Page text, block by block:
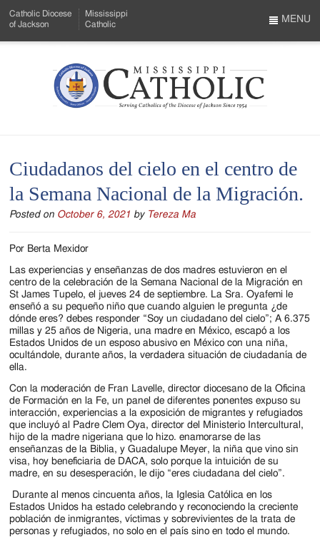
to
Menu
Content
Catholic Diocese
of Jackson
Mississippi
Catholic
Mississippi
Serving
Catholics
of
the
Diocese
of
Jackson
Since
MENU
Ciudadanos del cielo en el centro de
la Semana Nacional de la Migración.
Posted on October 6, 2021 by Tereza Ma
Por Berta Mexidor
Las experiencias y enseñanzas de dos madres estuvieron en el
centro de la celebración de la Semana Nacional de la Migración en
St James Tupelo, el jueves 24 de septiembre. La Sra. Oyafemi le
enseñó a su pequeño niño que cuando alguien le pregunta ¿de
dónde eres? debes responder “Soy un ciudadano del cielo”; A 6.375
millas y 25 años de Nigeria, una madre en México, escapó a los
Estados Unidos de un esposo abusivo en México con una niña,
ocultándole, durante años, la verdadera situación de ciudadanía de
ella.
Con la moderación de Fran Lavelle, director diocesano de la Oficina
de Formación en la Fe, un panel de diferentes ponentes expuso su
interacción, experiencias a la exposición de migrantes y refugiados
que incluyó al Padre Clem Oya, director del Ministerio Intercultural,
hijo de la madre nigeriana que lo hizo. enamorarse de las
enseñanzas de la Biblia, y Guadalupe Meyer, la niña que vino sin
visa, hoy beneficiaria de DACA, solo porque la intuición de su
madre, en su desesperación, le dijo “eres ciudadana del cielo”.
Durante al menos cincuenta años, la Iglesia Católica en los
Estados Unidos ha estado celebrando y reconociendo la creciente
población de inmigrantes, víctimas y sobrevivientes de la trata de
personas y refugiados, no solo en el país sino en todo el mundo.